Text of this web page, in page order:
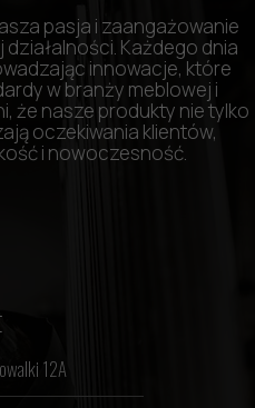
12A
pasja i zaangażowanie
Każdego dnia
innowacje, które
w branży meblowej i
że nasze produkty nie tylko
oczekiwania klientów,
i nowoczesność.